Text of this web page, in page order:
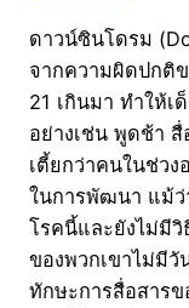
ดาวน์ซินโดรม
จากความผิดปกติ
21 เกินมา ทำให้
อย่างเช่น พูดช้า
เตี้ยกว่าคนในช่ว
ในการพัฒนา แม้ว่
โรคนี้และยังไม่มี
ของพวกเขาไม่มี
ทักษะการสื่อสาร